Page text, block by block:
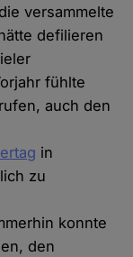
versammelte
defilieren
fühlte
auch den
in
zu
konnte
den